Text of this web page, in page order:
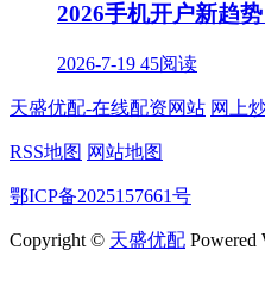
2026手机开户新趋
2026-7-19 45阅读
天盛优配-在线配资网站 网上
RSS地图 网站地图
鄂ICP备2025157661号
Copyright © 天盛优配 Powered